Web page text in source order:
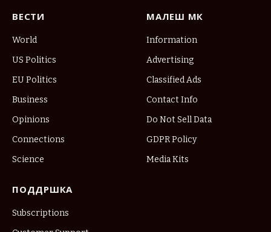
ВЕСТИ
World
US Politics
EU Politics
Business
Opinions
Connections
Science
МАЛЕШ МК
Information
Advertising
Classified Ads
Contact Info
Do Not Sell Data
GDPR Policy
Media Kits
ПОДДРШКА
Subscriptions